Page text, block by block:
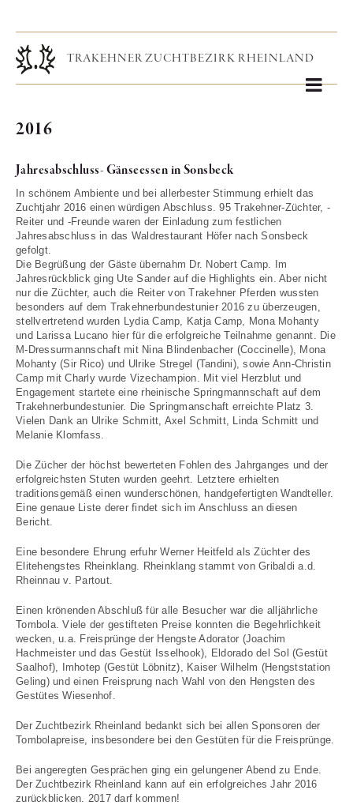
2016
Jahresabschluss- Gänseessen in Sonsbeck
In schönem Ambiente und bei allerbester Stimmung erhielt das
Zuchtjahr 2016 einen würdigen Abschluss. 95 Trakehner-Züchter, -
Reiter und -Freunde waren der Einladung zum festlichen
Jahresabschluss in das Waldrestaurant Höfer nach Sonsbeck
gefolgt.
Die Begrüßung der Gäste übernahm Dr. Nobert Camp. Im
Jahresrückblick ging Ute Sander auf die Highlights ein. Aber nicht
nur die Züchter, auch die Reiter von Trakehner Pferden wussten
besonders auf dem Trakehnerbundestunier 2016 zu überzeugen,
stellvertretend wurden Lydia Camp, Katja Camp, Mona Mohanty
und Larissa Lucano hier für die erfolgreiche Teilnahme genannt. Die
M-Dressurmannschaft mit Nina Blindenbacher (Coccinelle), Mona
Mohanty (Sir Rico) und Ulrike Stregel (Tandini), sowie Ann-Christin
Camp mit Charly wurde Vizechampion. Mit viel Herzblut und
Engagement startete eine rheinische Springmannschaft auf dem
Trakehnerbundestunier. Die Springmanschaft erreichte Platz 3.
Vielen Dank an Ulrike Schmitt, Axel Schmitt, Linda Schmitt und
Melanie Klomfass.
Die Zücher der höchst bewerteten Fohlen des Jahrganges und der
erfolgreichsten Stuten wurden geehrt. Letztere erhielten
traditionsgemäß einen wunderschönen, handgefertigten Wandteller.
Eine genaue Liste derer findet sich im Anschluss an diesen
Bericht.
Eine besondere Ehrung erfuhr Werner Heitfeld als Züchter des
Elitehengstes Rheinklang. Rheinklang stammt von Gribaldi a.d.
Rheinnau v. Partout.
Einen krönenden Abschluß für alle Besucher war die alljährliche
Tombola. Viele der gestifteten Preise konnten die Begehrlichkeit
wecken, u.a. Freisprünge der Hengste Adorator (Joachim
Hachmeister und das Gestüt Isselhook), Eldorado del Sol (Gestüt
Saalhof), Imhotep (Gestüt Löbnitz), Kaiser Wilhelm (Hengststation
Geling) und einen Freisprung nach Wahl von den Hengsten des
Gestütes Wiesenhof.
Der Zuchtbezirk Rheinland bedankt sich bei allen Sponsoren der
Tombolapreise, insbesondere bei den Gestüten für die Freisprünge.
Bei angeregten Gesprächen ging ein gelungener Abend zu Ende.
Der Zuchtbezirk Rheinland kann auf ein erfolgreiches Jahr 2016
zurückblicken. 2017 darf kommen!